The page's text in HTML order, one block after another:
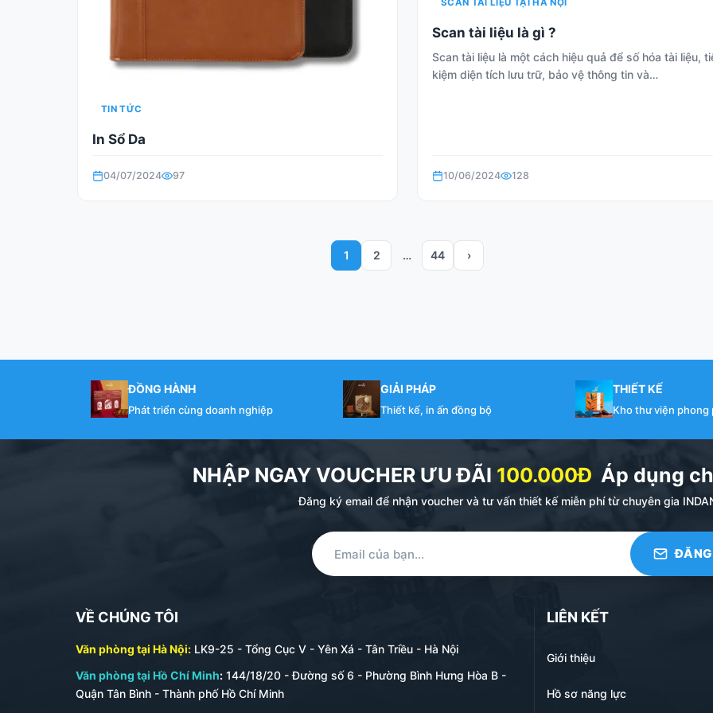
TIN TỨC
In Sổ Da
04/07/2024 97
SCAN TÀI LIỆU TẠI HÀ NỘI
Scan tài liệu là gì ?
Scan tài liệu là một cách hiệu quả để số hóa tài liệu,
kiệm diện tích lưu trữ, bảo vệ thông tin và…
10/06/2024 128
1 2 … 44 ›
ĐỒNG HÀNH
Phát triển cùng doanh nghiệp
GIẢI PHÁP
Thiết kế, in ấn đồng bộ
THIẾT KẾ
Kho thư viện phong
NHẬP NGAY VOUCHER ƯU ĐÃI 100.000Đ Áp dụng
Đăng ký email để nhận voucher và tư vấn thiết kế miễn phí từ chuyên gia
VỀ CHÚNG TÔI
Văn phòng tại Hà Nội: LK9-25 - Tổng Cục V - Yên Xá - Tân Triều - Hà Nội
Văn phòng tại Hồ Chí Minh: 144/18/20 - Đường số 6 - Phường Bình Hưng Hòa B -
Quận Tân Bình - Thành phố Hồ Chí Minh
LIÊN KẾT
Giới thiệu
Hồ sơ năng lực